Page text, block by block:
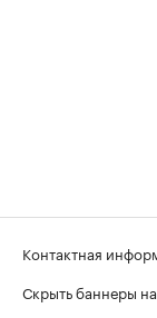
Контактная
Скрыть баннеры